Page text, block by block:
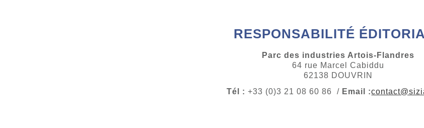
RESPONSABILITÉ
Parc des industries Artois-Flandres
64 rue Marcel Cabiddu
62138 DOUVRIN
Tél : +33 (0)3 21 08 60 86 / Email :